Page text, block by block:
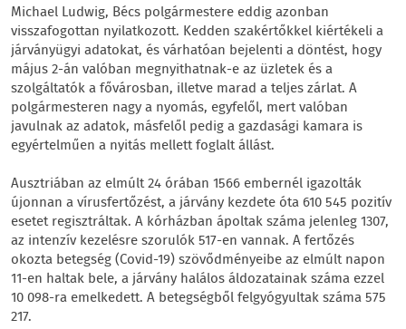
Michael Ludwig, Bécs polgármestere eddig azonban
visszafogottan nyilatkozott. Kedden szakértőkkel kiértékeli a
járványügyi adatokat, és várhatóan bejelenti a döntést, hogy
május 2-án valóban megnyithatnak-e az üzletek és a
szolgáltatók a fővárosban, illetve marad a teljes zárlat. A
polgármesteren nagy a nyomás, egyfelől, mert valóban
javulnak az adatok, másfelől pedig a gazdasági kamara is
egyértelműen a nyitás mellett foglalt állást.
Ausztriában az elmúlt 24 órában 1566 embernél igazolták
újonnan a vírusfertőzést, a járvány kezdete óta 610 545 pozitív
esetet regisztráltak. A kórházban ápoltak száma jelenleg 1307,
az intenzív kezelésre szorulók 517-en vannak. A fertőzés
okozta betegség (Covid-19) szövődményeibe az elmúlt napon
11-en haltak bele, a járvány halálos áldozatainak száma ezzel
10 098-ra emelkedett. A betegségből felgyógyultak száma 575
217.